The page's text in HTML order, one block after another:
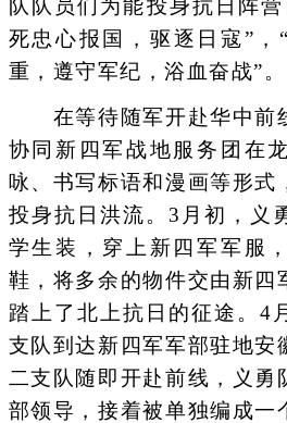
队队员们为能投身抗日阵
死忠心报国，驱逐日寇”，
重，遵守军纪，浴血奋战”。
在等待随军开赴华中前
协同新四军战地服务团在
咏、书写标语和漫画等形式
投身抗日洪流。3月初，义
学生装，穿上新四军军服
鞋，将多余的物件交由新四
踏上了北上抗日的征途。4
支队到达新四军军部驻地安
二支队随即开赴前线，义勇
部领导，接着被单独编成一